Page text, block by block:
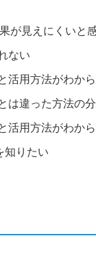
が見えにくいと
ない
活用方法がわか
は違った方法の
活用方法がわか
知りたい